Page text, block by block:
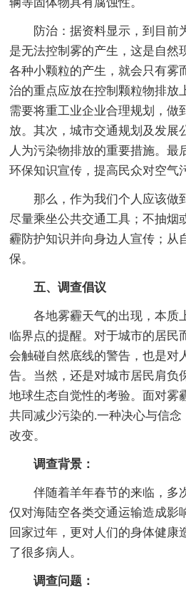
防治：据资料显示，到目前
是无法控制雾的产生，这是自然
各种小颗粒的产生，就会只有雾
治的重点应放在控制颗粒物排放
需要将重工业企业合理规划，做
放。其次，城市交通规划及发展
人为污染物排放的重要措施。最
环保知识宣传，提高民众对空气
那么，作为我们个人应该做
尽量乘坐公共交通工具；不抽烟
霾防护知识并向身边人宣传；从
保。
五、调查倡议
各地雾霾天气的出现，本质
临界点的提醒。对于城市的居民
会触碰自然底线的警告，也是对
告。当然，还是对城市居民肩负
地球生态自觉性的考验。面对雾
共同减少污染的.一种决心与信
改变。
调查背景：
伴随着羊年春节的来临，多
仅对海陆空各类交通运输造成影
回家过年，更对人们的身体健康
了很多病人。
调查问题：